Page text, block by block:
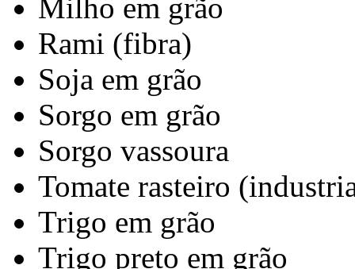
Milho em grão
Rami (fibra)
Soja em grão
Sorgo em grão
Sorgo vassoura
Tomate rasteiro
Trigo em grão
Trigo preto em grão